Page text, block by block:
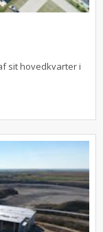
sit hovedkvarter i